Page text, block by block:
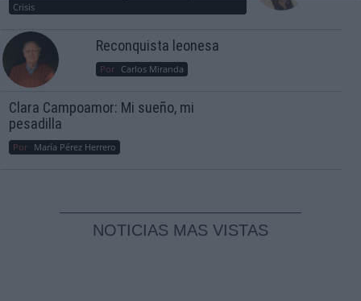
Crisis
Reconquista leonesa
Por Carlos Miranda
Clara Campoamor: Mi sueño, mi
pesadilla
Por María Pérez Herrero
NOTICIAS MAS VISTAS